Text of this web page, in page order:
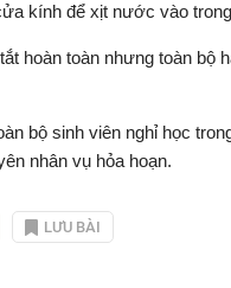
kính để xịt nước vào
hoàn toàn nhưng toàn bộ
bộ sinh viên nghỉ học
nhân vụ hỏa hoạn.
LƯU BÀI